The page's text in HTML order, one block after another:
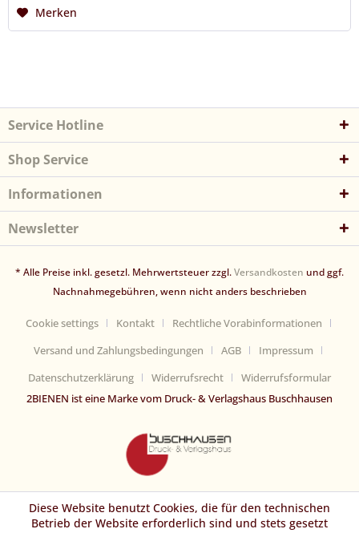
Merken
Service Hotline
Shop Service
Informationen
Newsletter
* Alle Preise inkl. gesetzl. Mehrwertsteuer zzgl.Versandkosten und ggf.
Nachnahmegebühren, wenn nicht anders beschrieben
Cookie settings Kontakt
Rechtliche Vorabinformationen
Versand und Zahlungsbedingungen
AGB
Impressum
Datenschutzerklärung
Widerrufsrecht
Widerrufsformular
2BIENEN ist eine Marke vom Druck- & Verlagshaus Buschhausen
Diese Website benutzt Cookies, die für den technischen
Betrieb der Website erforderlich sind und stets gesetzt